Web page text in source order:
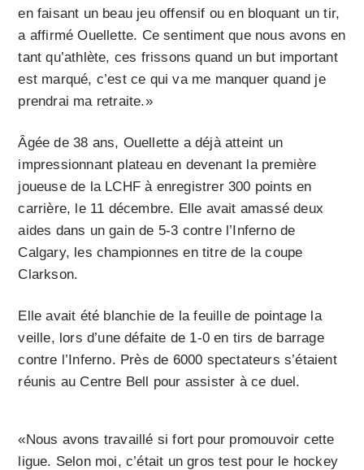
en faisant un beau jeu offensif ou en bloquant un tir,
a affirmé Ouellette. Ce sentiment que nous avons en
tant qu’athlète, ces frissons quand un but important
est marqué, c’est ce qui va me manquer quand je
prendrai ma retraite.»
Âgée de 38 ans, Ouellette a déjà atteint un
impressionnant plateau en devenant la première
joueuse de la LCHF à enregistrer 300 points en
carrière, le 11 décembre. Elle avait amassé deux
aides dans un gain de 5-3 contre l’Inferno de
Calgary, les championnes en titre de la coupe
Clarkson.
Elle avait été blanchie de la feuille de pointage la
veille, lors d’une défaite de 1-0 en tirs de barrage
contre l’Inferno. Près de 6000 spectateurs s’étaient
réunis au Centre Bell pour assister à ce duel.
«Nous avons travaillé si fort pour promouvoir cette
ligue. Selon moi, c’était un gros test pour le hockey